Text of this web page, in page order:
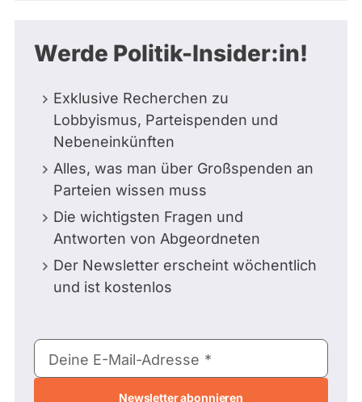
Werde Politik-Insider:in!
Exklusive Recherchen zu
Lobbyismus, Parteispenden und
Nebeneinkünften
Alles, was man über Großspenden an
Parteien wissen muss
Die wichtigsten Fragen und
Antworten von Abgeordneten
Der Newsletter erscheint wöchentlich
und ist kostenlos
E-
Mail-
Deine E-Mail-Adresse